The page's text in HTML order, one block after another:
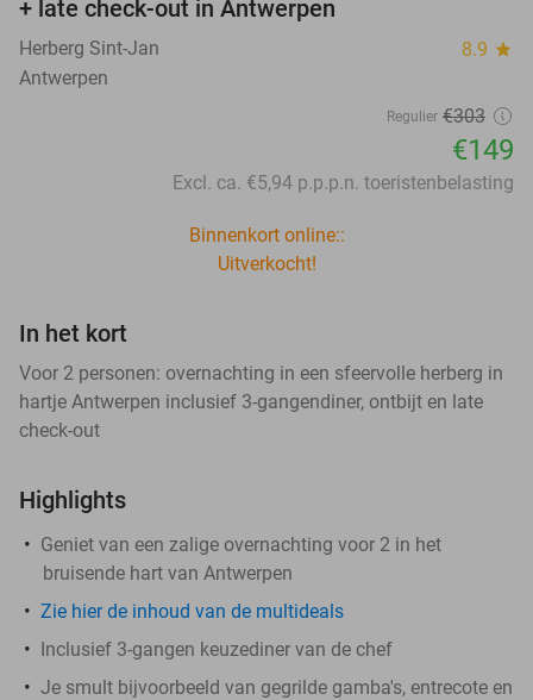
+ late check-out in Antwerpen
Herberg Sint-Jan 8.9 star
Antwerpen
Regulier €303
€149
Excl. ca. €5,94 p.p.p.n. toeristenbelasting
Binnenkort online::
Uitverkocht!
In het kort
Voor 2 personen: overnachting in een sfeervolle herberg in
hartje Antwerpen inclusief 3-gangendiner, ontbijt en late
check-out
Highlights
Geniet van een zalige overnachting voor 2 in het
bruisende hart van Antwerpen
Zie hier de inhoud van de multideals
Inclusief 3-gangen keuzediner van de chef
Je smult bijvoorbeeld van gegrilde gamba's, entrecote en